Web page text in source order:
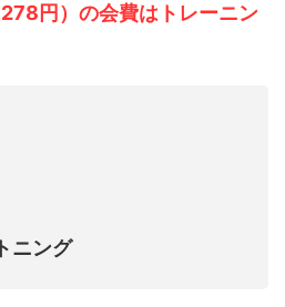
円）の会費はトレーニン
ニング